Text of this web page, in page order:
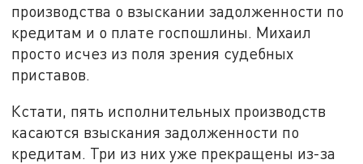
производства о взыскании задолженности по
кредитам и о плате госпошлины. Михаил
просто исчез из поля зрения судебных
приставов.
Кстати, пять исполнительных производств
касаются взыскания задолженности по
кредитам. Три из них уже прекращены из-за